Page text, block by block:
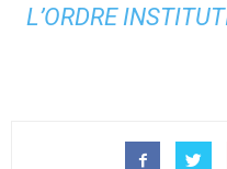
L’ORDRE